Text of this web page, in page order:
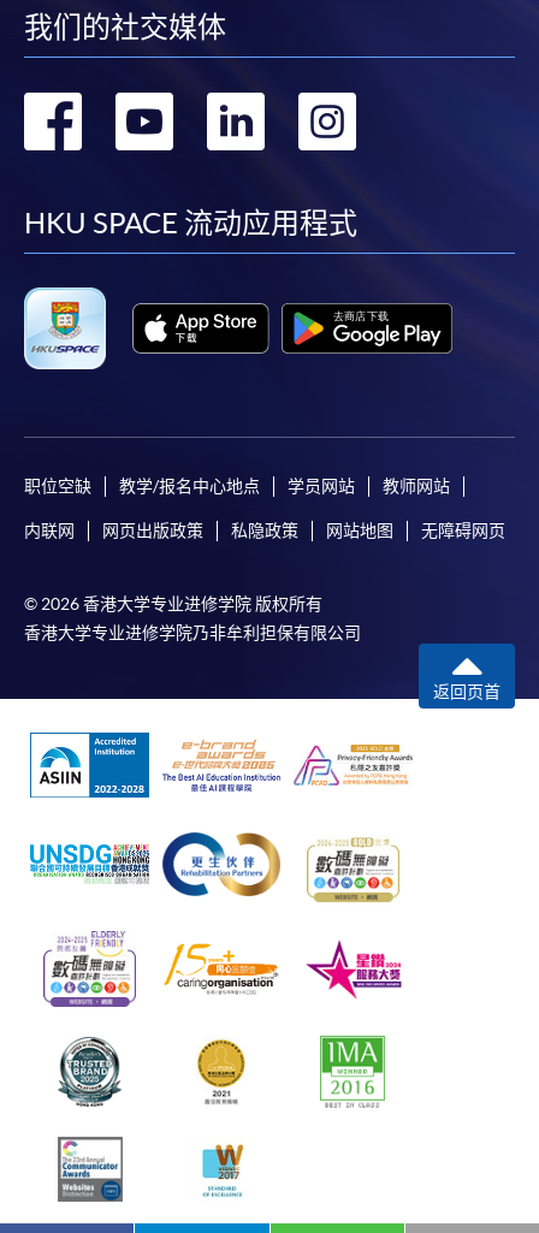
我们的社交媒体
转
facebook
转
youtube
转
linkedin
HKU SPACE 流动应用程式
职位空缺 教学/报名中心地点 学员网站 教师网站
内联网 网页出版政策 私隐政策 网站地图 无障碍网页
© 2026 香港大学专业进修学院 版权所有
香港大学专业进修学院乃非牟利担保有限公司
返回页首